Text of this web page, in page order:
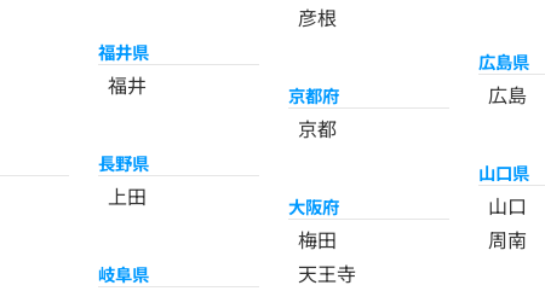
福井県
福井
長野県
上田
岐阜県
彦根
京都府
京都
大阪府
梅田
天王寺
広島県
広島
山口県
山口
周南